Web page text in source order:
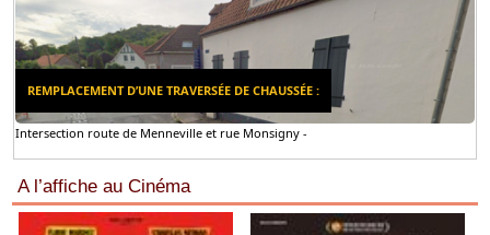
REMPLACEMENT D’UNE TRAVERSÉE DE CHAUSSÉE :
Intersection route de Menneville et rue Monsigny -
A l’affiche au Cinéma